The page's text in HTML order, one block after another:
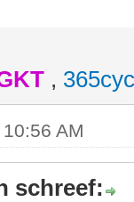
,
AM
schreef: